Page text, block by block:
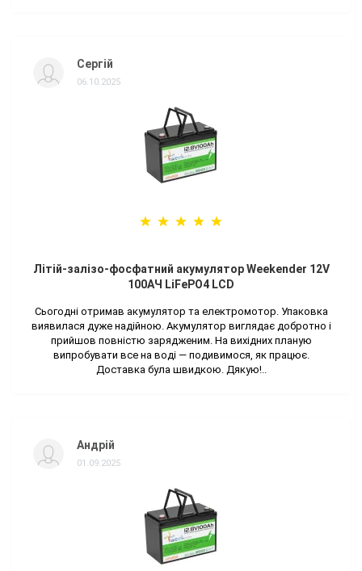
Сергій
06.10.2025
Літій-залізо-фосфатний акумулятор Weekender 12V
100AЧ LiFePO4 LCD
Сьогодні отримав акумулятор та електромотор. Упаковка
виявилася дуже надійною. Акумулятор виглядає добротно і
прийшов повністю зарядженим. На вихідних планую
випробувати все на воді — подивимося, як працює.
Доставка була швидкою. Дякую!..
Андрій
01.09.2025